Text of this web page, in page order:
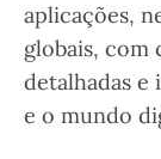
aplicações,
globais, com
detalhadas e
e o mundo